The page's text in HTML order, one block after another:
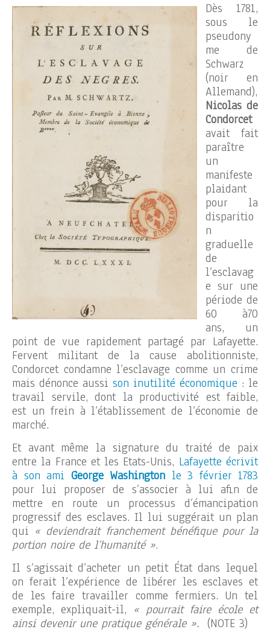
Dès 1781,
sous le
pseudony
me de
Schwarz
(noir en
Allemand),
Nicolas de
Condorcet
avait fait
paraître
un
manifeste
plaidant
pour la
disparitio
n
graduelle
de
l’esclavag
e sur une
période de
60 à70
ans, un
point de vue rapidement partagé par Lafayette.
Fervent militant de la cause abolitionniste,
Condorcet condamne l’esclavage comme un crime
mais dénonce aussi son inutilité économique : le
travail servile, dont la productivité est faible,
est un frein à l’établissement de l’économie de
marché.
Et avant même la signature du traité de paix
entre la France et les Etats-Unis, Lafayette écrivit
à son ami George Washington le 3 février 1783
pour lui proposer de s’associer à lui afin de
mettre en route un processus d’émancipation
progressif des esclaves. Il lui suggérait un plan
qui « deviendrait franchement bénéfique pour la
portion noire de l’humanité ».
Il s’agissait d’acheter un petit État dans lequel
on ferait l’expérience de libérer les esclaves et
de les faire travailler comme fermiers. Un tel
exemple, expliquait-il, « pourrait faire école et
ainsi devenir une pratique générale ». (NOTE 3)